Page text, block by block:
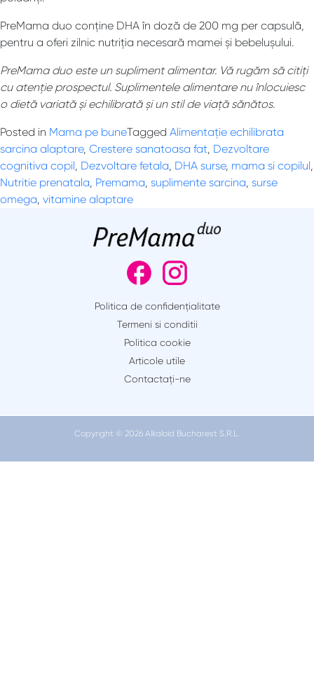
PreMama duo conține DHA în doză de 200 mg per capsulă,
pentru a oferi zilnic nutriția necesară mamei și bebelușului.
PreMama duo este un supliment alimentar. Vă rugăm să citiți
cu atenție prospectul. Suplimentele alimentare nu înlocuiesc
o dietă variată și echilibrată și un stil de viață sănătos.
Posted in Mama pe buneTagged Alimentație echilibrata
sarcina alaptare, Crestere sanatoasa fat, Dezvoltare
cognitiva copil, Dezvoltare fetala, DHA surse, mama si copilul,
Nutritie prenatala, Premama, suplimente sarcina, surse
omega, vitamine alaptare
Politica de confidențialitate
Termeni si conditii
Politica cookie
Articole utile
Contactaţi-ne
Copyright © 2026 Alkaloid Bucharest S.R.L.